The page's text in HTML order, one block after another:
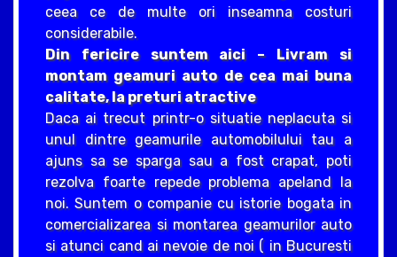
ceea ce de multe ori inseamna costuri
considerabile.
Din fericire suntem aici – Livram si
montam geamuri auto de cea mai buna
calitate, la preturi atractive
Daca ai trecut printr-o situatie neplacuta si
unul dintre geamurile automobilului tau a
ajuns sa se sparga sau a fost crapat, poti
rezolva foarte repede problema apeland la
noi. Suntem o companie cu istorie bogata in
comercializarea si montarea geamurilor auto
si atunci cand ai nevoie de noi ( in Bucuresti